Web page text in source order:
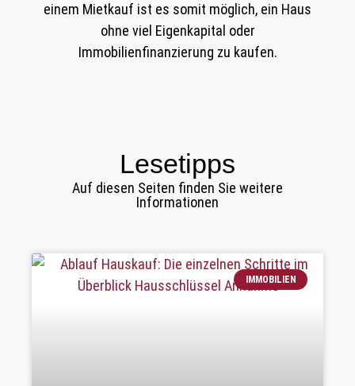
einem Mietkauf ist es somit möglich, ein Haus
ohne viel Eigenkapital oder
Immobilienfinanzierung zu kaufen.
Lesetipps
Auf diesen Seiten finden Sie weitere
Informationen
IMMOBILIEN